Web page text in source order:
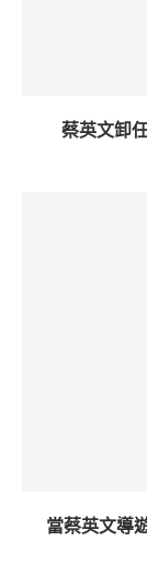
蔡英文卸
當蔡英文導